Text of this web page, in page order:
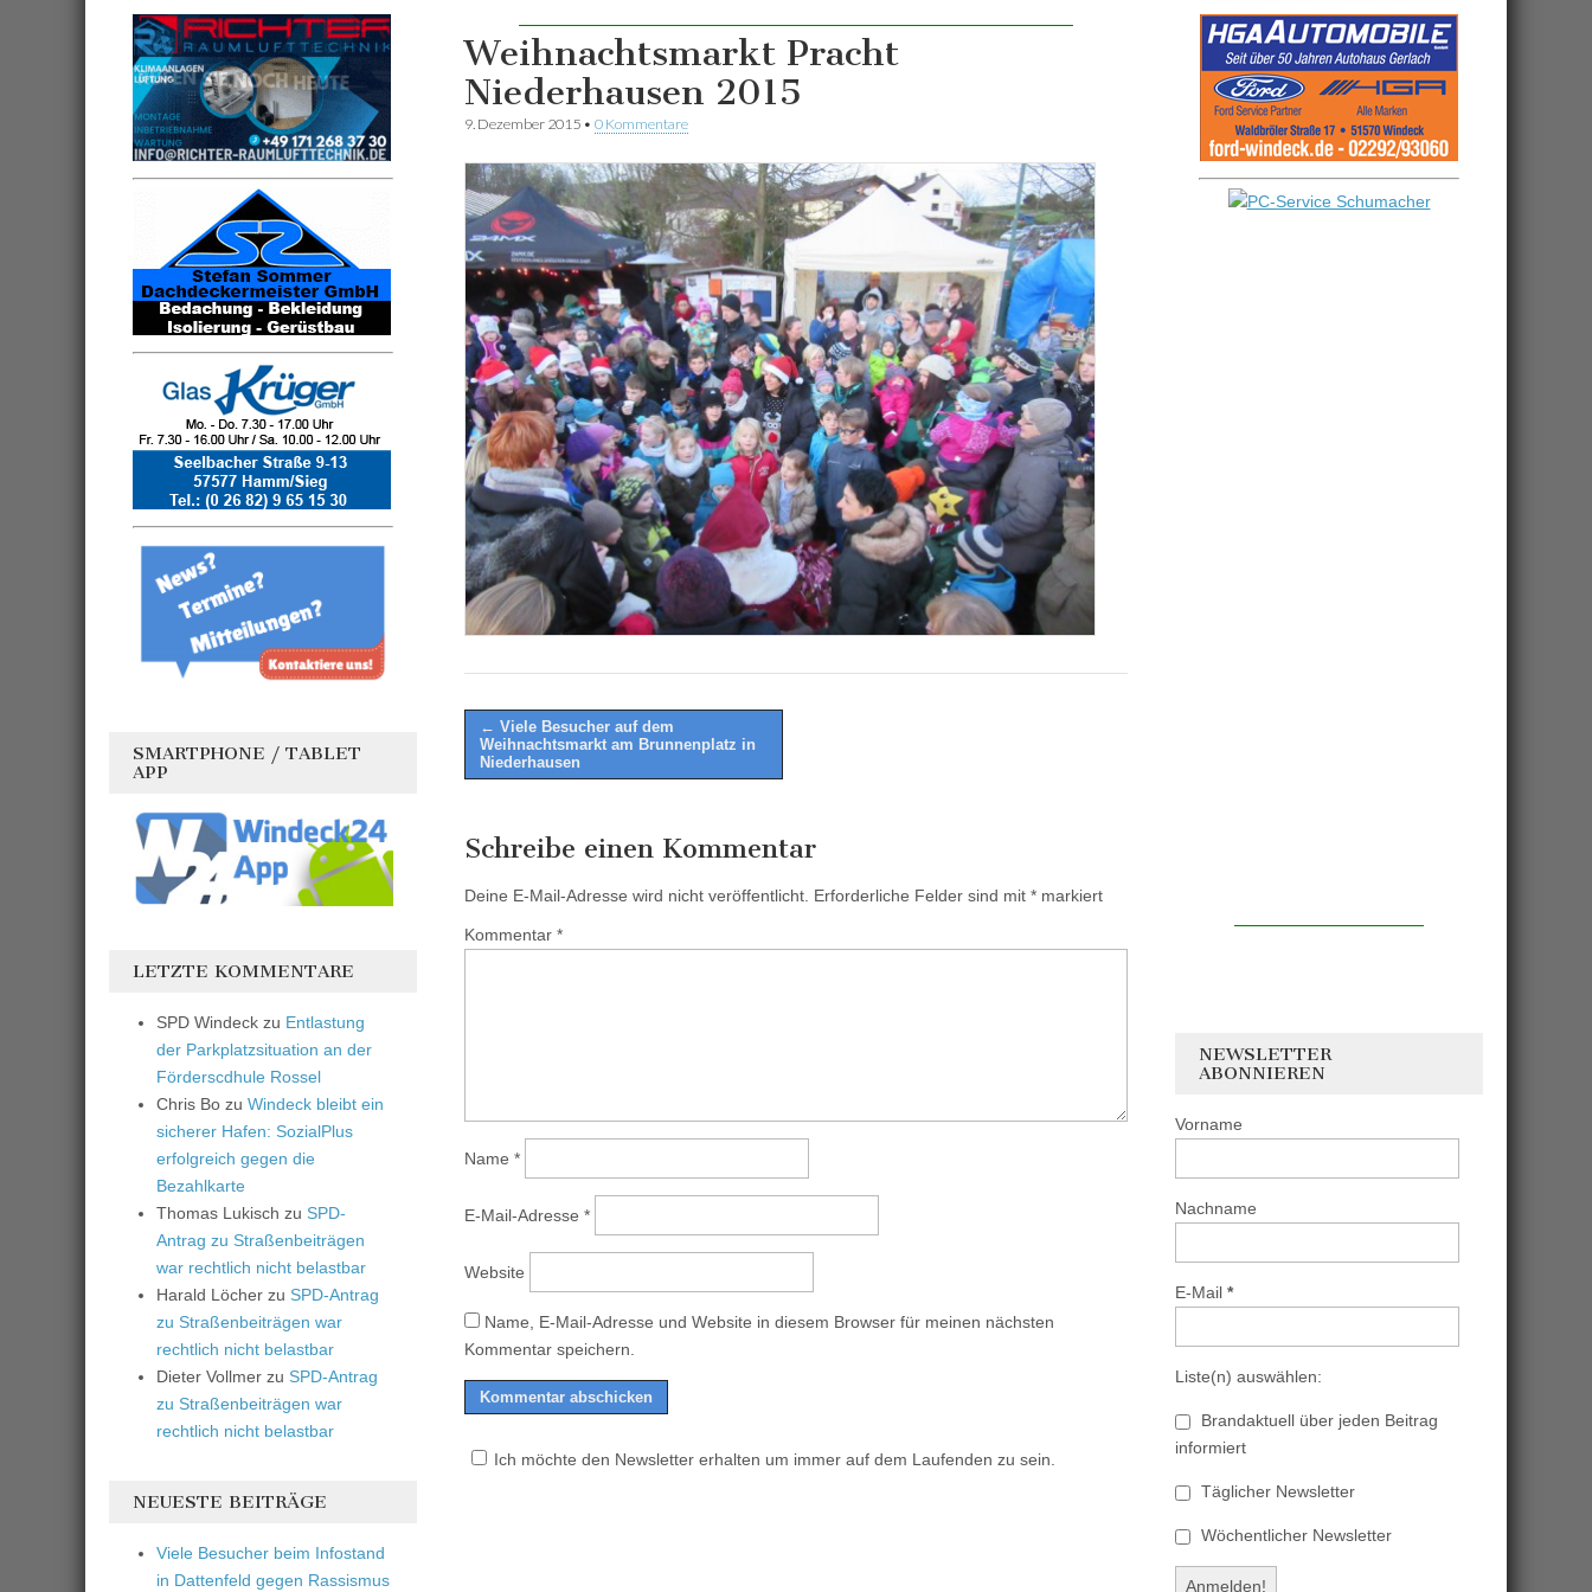
Weihnachtsmarkt Pracht
Niederhausen 2015
9. Dezember 2015 • 0 Kommentare
Post
navigation
← Viele Besucher auf dem
Weihnachtsmarkt am Brunnenplatz in
Niederhausen
Schreibe einen Kommentar
Deine E-Mail-Adresse wird nicht veröffentlicht. Erforderliche Felder sind mit * markiert
Kommentar *
Name *
E-Mail-Adresse *
Website
Name, E-Mail-Adresse und Website in diesem Browser für meinen nächsten
Kommentar speichern.
Ich möchte den Newsletter erhalten um immer auf dem Laufenden zu sein.
SMARTPHONE / TABLET
APP
LETZTE KOMMENTARE
SPD Windeck zu Entlastung
der Parkplatzsituation an der
Förderscdhule Rossel
Chris Bo zu Windeck bleibt ein
sicherer Hafen: SozialPlus
erfolgreich gegen die
Bezahlkarte
Thomas Lukisch zu SPD-
Antrag zu Straßenbeiträgen
war rechtlich nicht belastbar
Harald Löcher zu SPD-Antrag
zu Straßenbeiträgen war
rechtlich nicht belastbar
Dieter Vollmer zu SPD-Antrag
zu Straßenbeiträgen war
rechtlich nicht belastbar
NEUESTE BEITRÄGE
Viele Besucher beim Infostand
in Dattenfeld gegen Rassismus
NEWSLETTER
ABONNIEREN
Vorname
Nachname
E-Mail *
Liste(n) auswählen:
Brandaktuell über jeden Beitrag
informiert
Täglicher Newsletter
Wöchentlicher Newsletter